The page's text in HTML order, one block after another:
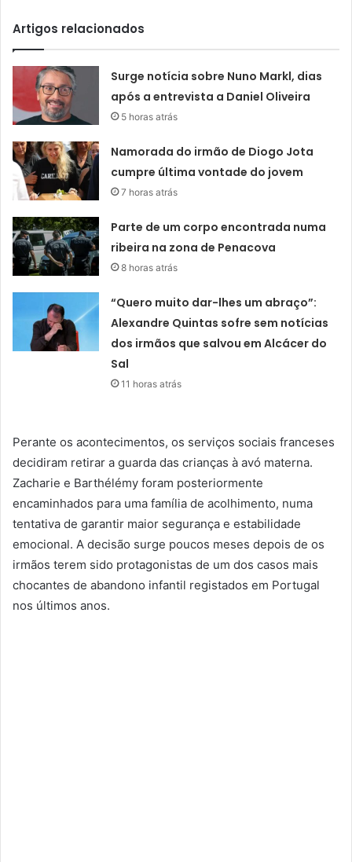
Artigos relacionados
Surge notícia sobre Nuno Markl, dias
após a entrevista a Daniel Oliveira
5 horas atrás
Namorada do irmão de Diogo Jota
cumpre última vontade do jovem
7 horas atrás
Parte de um corpo encontrada numa
ribeira na zona de Penacova
8 horas atrás
“Quero muito dar-lhes um abraço”:
Alexandre Quintas sofre sem notícias
dos irmãos que salvou em Alcácer do
Sal
11 horas atrás
Perante os acontecimentos, os serviços sociais franceses
decidiram retirar a guarda das crianças à avó materna.
Zacharie e Barthélémy foram posteriormente
encaminhados para uma família de acolhimento, numa
tentativa de garantir maior segurança e estabilidade
emocional. A decisão surge poucos meses depois de os
irmãos terem sido protagonistas de um dos casos mais
chocantes de abandono infantil registados em Portugal
nos últimos anos.